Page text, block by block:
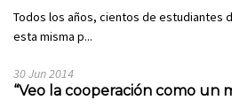
Todos los años, cientos de estudiantes
esta misma p...
30 Jun 2014
“Veo la cooperación como un